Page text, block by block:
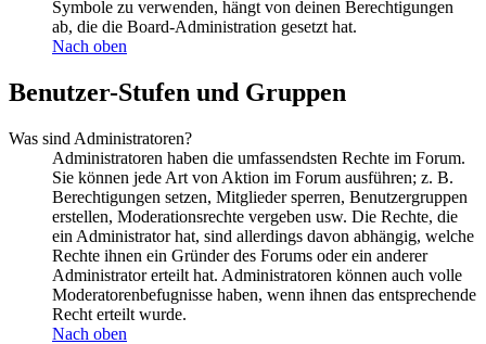
Symbole zu verwenden, hängt von deinen Berechtigungen
ab, die die Board-Administration gesetzt hat.
Nach oben
Benutzer-Stufen und Gruppen
Was sind Administratoren?
Administratoren haben die umfassendsten Rechte im Forum.
Sie können jede Art von Aktion im Forum ausführen; z. B.
Berechtigungen setzen, Mitglieder sperren, Benutzergruppen
erstellen, Moderationsrechte vergeben usw. Die Rechte, die
ein Administrator hat, sind allerdings davon abhängig, welche
Rechte ihnen ein Gründer des Forums oder ein anderer
Administrator erteilt hat. Administratoren können auch volle
Moderatorenbefugnisse haben, wenn ihnen das entsprechende
Recht erteilt wurde.
Nach oben